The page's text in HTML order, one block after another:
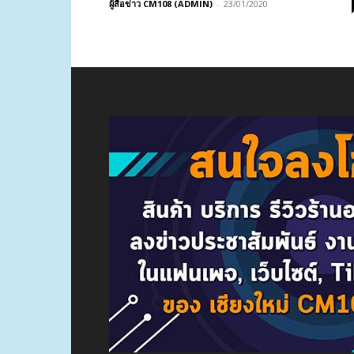
ผู้สื่อข่าว CM108 (ADMIN) - 23/01/2020